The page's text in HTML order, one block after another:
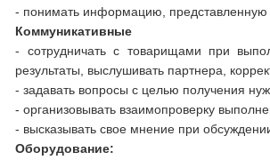
- понимать информацию, представленную
Коммуникативные
- сотрудничать с товарищами при
результаты, выслушивать партнера,
- задавать вопросы с целью получения
- организовывать взаимопроверку
- высказывать свое мнение при
Оборудование: